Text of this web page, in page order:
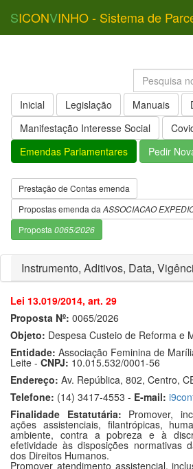
SICONVINHO - Sistema de
Inicial Legislação Manuais
Manifestação Interesse Social
Emendas Parlamentares
Pedir
Prestação de Contas emenda
Propostas emenda da ASSOCIACAO
Proposta 0065/2026
Instrumento, Aditivos, Data,
Lei 13.019/2014, art. 29
Proposta Nº: 0065/2026
Objeto: Despesa Custeio de Reforma e
Entidade: Associação Feminina de
Leite - CNPJ: 10.015.532/0001-56
Endereço: Av. República, 802, Centro,
Telefone: (14) 3417-4553 - E-mail:
Finalidade Estatutária: Promover,
ações assistenciais, filantrópicas,
ambiente, contra a pobreza e à
efetividade às disposições normativas
dos Direitos Humanos.
Promover atendimento assistencial,